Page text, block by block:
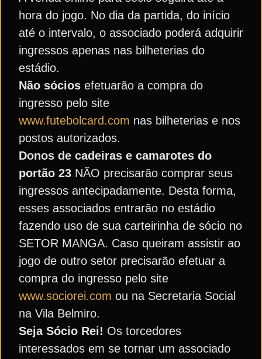
hora do jogo. No dia da partida, do início
até o intervalo, o associado poderá adquirir
ingressos apenas nas bilheterias do
estádio.
Não sócios efetuarão a compra do
ingresso pelo site
www.futebolcard.com nas bilheterias e nos
postos autorizados.
Donos de cadeiras e camarotes do
portão 23 NÃO precisarão comprar seus
ingressos antecipadamente. Desta forma,
esses associados entrarão no estádio
fazendo uso de sua carteirinha de sócio no
SETOR MANGA. Caso queiram assistir ao
jogo de outro setor precisarão efetuar a
compra do ingresso pelo site
www.sociorei.com ou na Secretaria Social
na Vila Belmiro.
Seja Sócio Rei! Os torcedores
interessados em se tornar um associado